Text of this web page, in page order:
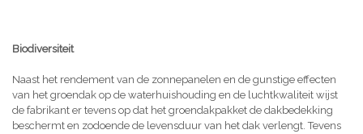
Biodiversiteit
Naast het rendement van de zonnepanelen en de gunstige effecten
van het groendak op de waterhuishouding en de luchtkwaliteit wijst
de fabrikant er tevens op dat het groendakpakket de dakbedekking
beschermt en zodoende de levensduur van het dak verlengt. Tevens